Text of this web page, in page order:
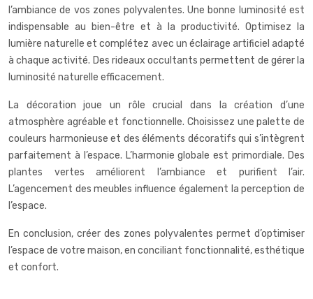
l’ambiance de vos zones polyvalentes. Une bonne luminosité est
indispensable au bien-être et à la productivité. Optimisez la
lumière naturelle et complétez avec un éclairage artificiel adapté
à chaque activité. Des rideaux occultants permettent de gérer la
luminosité naturelle efficacement.
La décoration joue un rôle crucial dans la création d’une
atmosphère agréable et fonctionnelle. Choisissez une palette de
couleurs harmonieuse et des éléments décoratifs qui s’intègrent
parfaitement à l’espace. L’harmonie globale est primordiale. Des
plantes vertes améliorent l’ambiance et purifient l’air.
L’agencement des meubles influence également la perception de
l’espace.
En conclusion, créer des zones polyvalentes permet d’optimiser
l’espace de votre maison, en conciliant fonctionnalité, esthétique
et confort.